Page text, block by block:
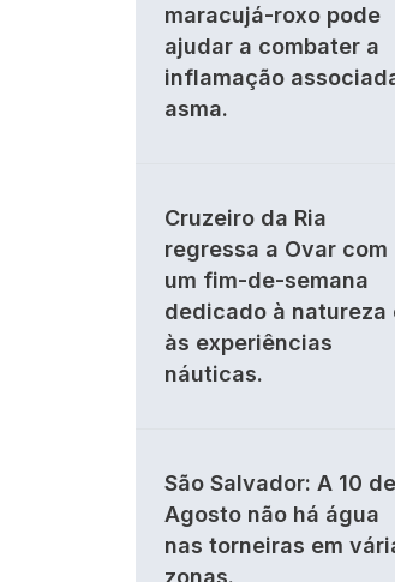
maracujá-roxo pode
ajudar a combater a
inflamação
asma.
Cruzeiro da Ria
regressa a Ovar com
um fim-de-semana
dedicado à natureza
às experiências
náuticas.
São Salvador: A 10 de
Agosto não há água
nas torneiras em
zonas.